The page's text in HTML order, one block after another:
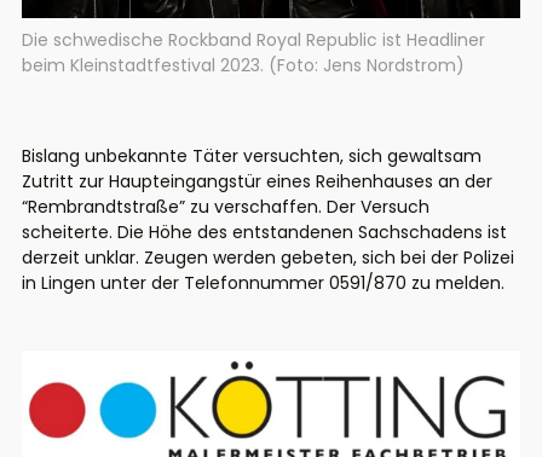
Die schwedische Rockband Royal Republic ist Headliner
beim Kleinstadtfestival 2023. (Foto: Jens Nordstrom)
Bislang unbekannte Täter versuchten, sich gewaltsam
Zutritt zur Haupteingangstür eines Reihenhauses an der
“Rembrandtstraße” zu verschaffen. Der Versuch
scheiterte. Die Höhe des entstandenen Sachschadens ist
derzeit unklar. Zeugen werden gebeten, sich bei der Polizei
in Lingen unter der Telefonnummer 0591/870 zu melden.